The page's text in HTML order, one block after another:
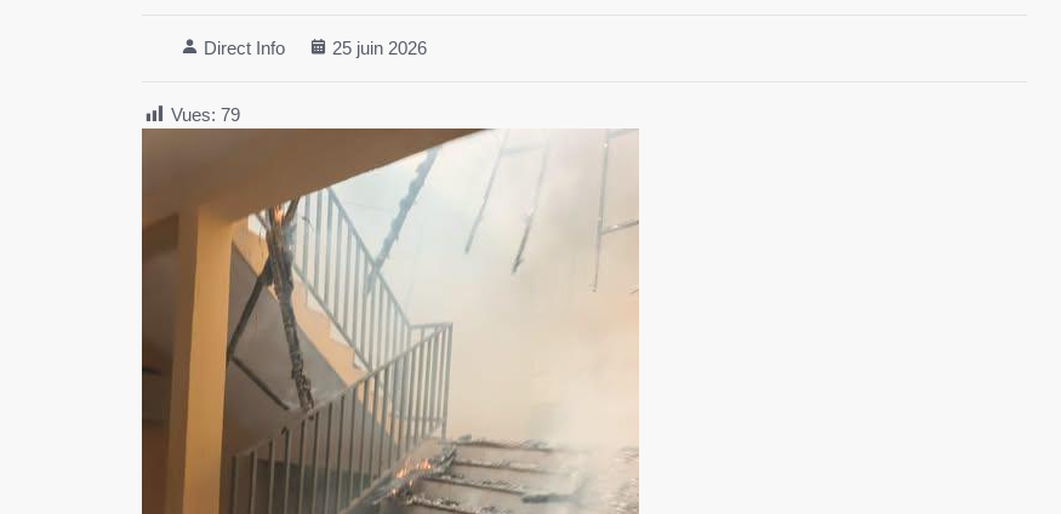
Direct Info 25 juin 2026
Vues: 79